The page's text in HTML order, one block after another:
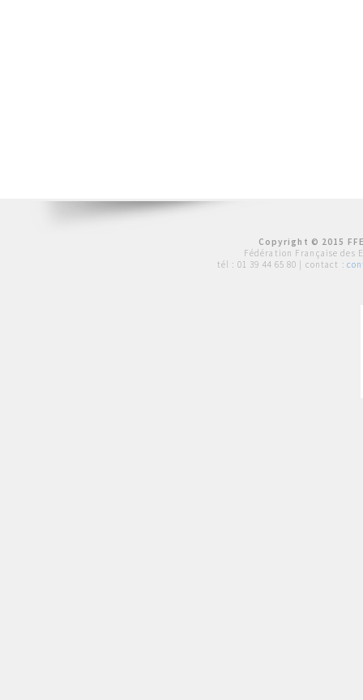
Copyright © 2015
Fédération Française des
tél : 01 39 44 65 80 | contact :